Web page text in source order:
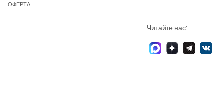
ОФЕРТА
Читайте нас: